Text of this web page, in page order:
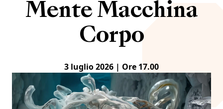
Mente Macchina
Corpo
3 luglio 2026 | Ore 17.00